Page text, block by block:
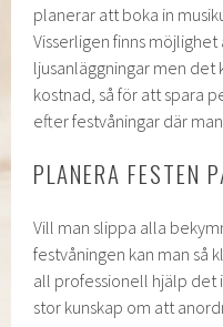
planerar att boka in
Visserligen finns
ljusanläggningar men
kostnad, så för att spara
efter festvåningar där
PLANERA FESTEN
Vill man slippa alla
festvåningen kan man så
all professionell hjälp det
stor kunskap om att